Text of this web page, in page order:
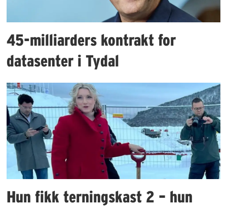
45-milliarders kontrakt for
datasenter i Tydal
Hun fikk terningskast 2 – hun